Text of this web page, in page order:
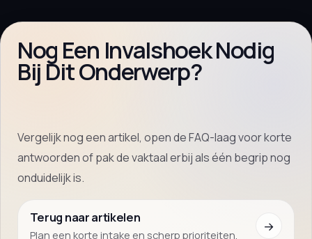
Nog Een Invalshoek Nodig
Bij Dit Onderwerp?
Vergelijk nog een artikel, open de FAQ-laag voor korte
antwoorden of pak de vaktaal erbij als één begrip nog
onduidelijk is.
Terug naar artikelen
Plan een korte intake en scherp prioriteiten,
→